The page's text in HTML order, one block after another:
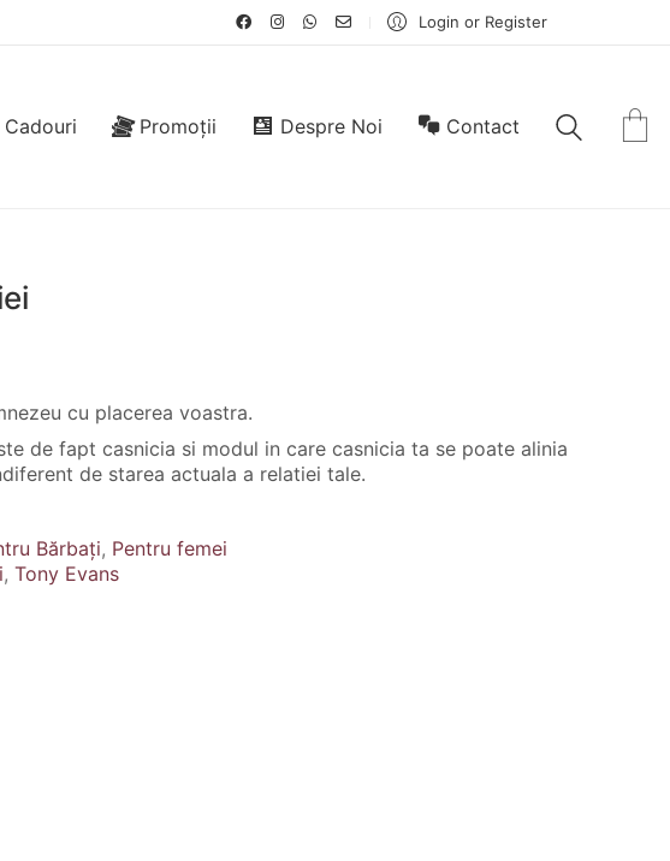
Login or Register
Cadouri Promoții Despre Noi Contact
cu placerea voastra.
de fapt casnicia si modul in care casnicia ta se poate alinia
de starea actuala a relatiei tale.
Bărbați, Pentru femei
, Tony Evans